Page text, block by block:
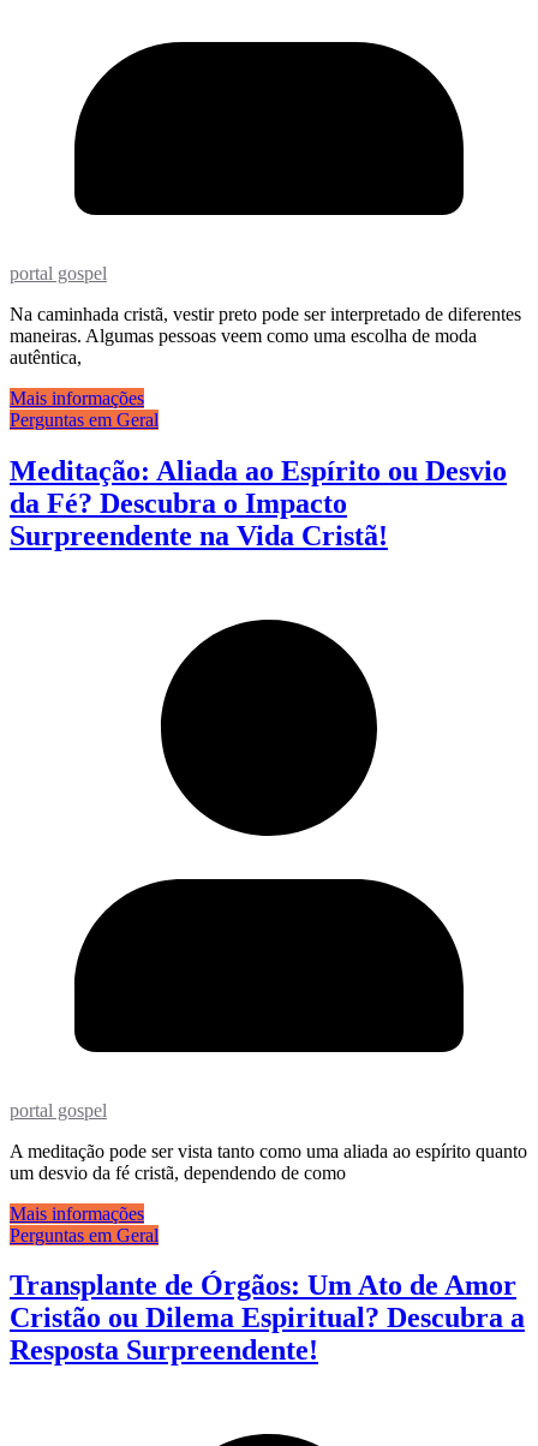
portal gospel
Na caminhada cristã, vestir preto pode ser interpretado de diferentes
maneiras. Algumas pessoas veem como uma escolha de moda
autêntica,
Mais informações
Perguntas em Geral
Meditação: Aliada ao Espírito ou Desvio
da Fé? Descubra o Impacto
Surpreendente na Vida Cristã!
portal gospel
A meditação pode ser vista tanto como uma aliada ao espírito quanto
um desvio da fé cristã, dependendo de como
Mais informações
Perguntas em Geral
Transplante de Órgãos: Um Ato de Amor
Cristão ou Dilema Espiritual? Descubra a
Resposta Surpreendente!